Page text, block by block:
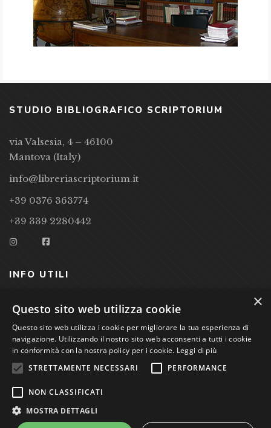
STUDIO BIBLIOGRAFICO SCRIPTORIUM
via Valsesia, 4 – 46100
Mantova (Italy)
info@libreriascriptorium.it
+39 0376 363774
+39 339 2280442
INFO UTILI
CONDIZIONI DI VENDITA
PRIVACY POLICY
COOKIE POLICY
Studio Bibliografico Scriptorium Dott.ssa Sara Bassi VAT
nr. 01744000207
×
Questo sito web utilizza cookie
Questo sito web utilizza i cookie per migliorare la tua esperienza di
navigazione. Utilizzando il nostro sito web acconsenti a tutti i cookie
in conformità con la nostra policy per i cookie. Leggi di più
STRETTAMENTE NECESSARI
PERFORMANCE
NON CLASSIFICATI
MOSTRA DETTAGLI